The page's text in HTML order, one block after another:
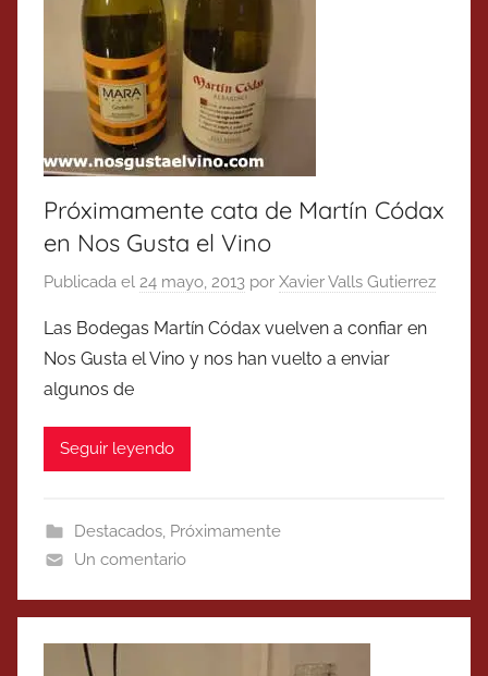
Próximamente cata de Martín Códax
en Nos Gusta el Vino
Publicada el 24 mayo, 2013 por Xavier Valls Gutierrez
Las Bodegas Martín Códax vuelven a confiar en
Nos Gusta el Vino y nos han vuelto a enviar
algunos de
Seguir leyendo
Destacados, Próximamente
Un comentario